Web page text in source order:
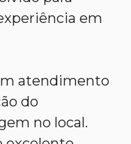
em
atendimento
do
no local.